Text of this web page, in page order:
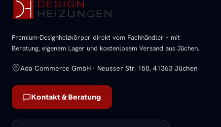
Premium-Designheizkörper direkt vom Fachhändler – mit
Beratung, eigenem Lager und kostenlosem Versand aus Jüchen.
Ada Commerce GmbH · Neusser Str. 150, 41363 Jüchen
Kontakt & Beratung